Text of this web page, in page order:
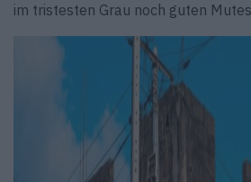
im tristesten Grau noch guten